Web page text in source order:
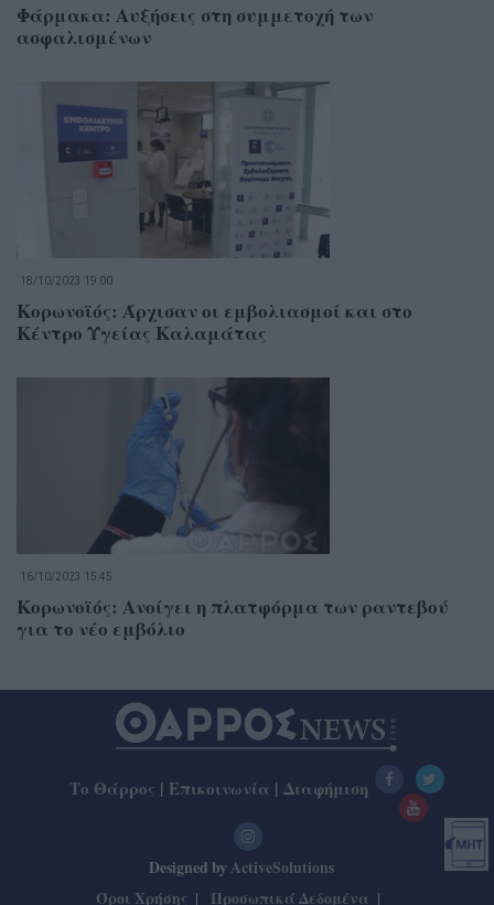
Φάρμακα: Αυξήσεις στη συμμετοχή των
ασφαλισμένων
18/10/2023 19:00
Κορωνοϊός: Άρχισαν οι εμβολιασμοί και στο
Κέντρο Υγείας Καλαμάτας
16/10/2023 15:45
Κορωνοϊός: Ανοίγει η πλατφόρμα των ραντεβού
για το νέο εμβόλιο
Το Θάρρος | Επικοινωνία | Διαφήμιση
Designed by ActiveSolutions
Όροι Χρήσης
Προσωπικά Δεδομένα